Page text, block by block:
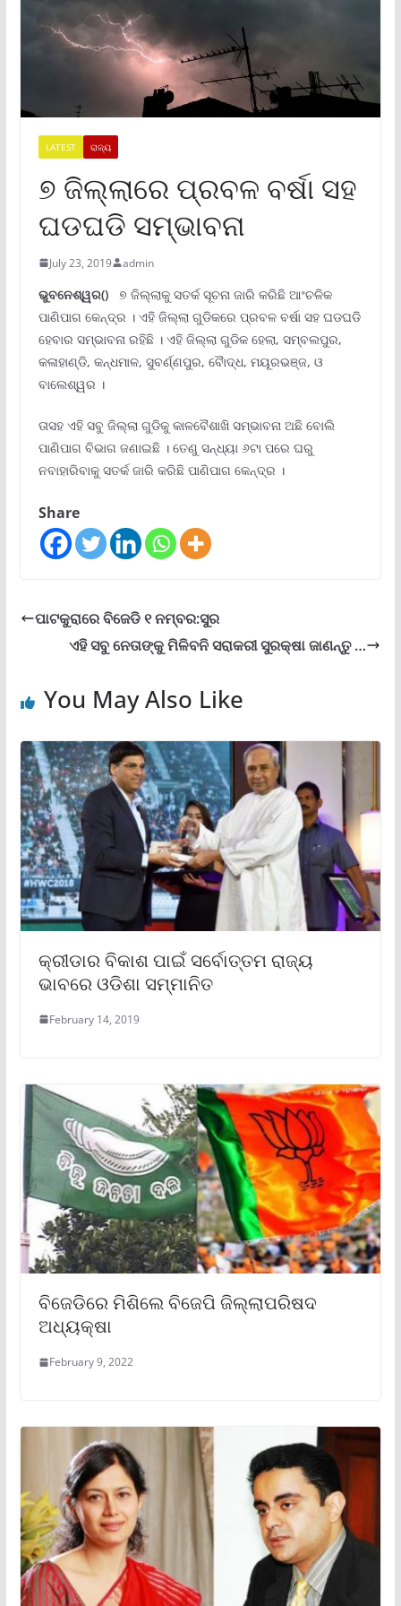
LATEST ରାଜ୍ୟ
୭ ଜିଲ୍ଲାରେ ପ୍ରବଳ ବର୍ଷା ସହ
ଘଡଘଡି ସମ୍ଭାବନା
July 23, 2019 admin
ଭୁବନେଶ୍ୱର()୭ ଜିଲ୍ଲାକୁ ସତର୍କ ସୂଚନା ଜାରି କରିଛି ଆଂଚଳିକ
ପାଣିପାଗ କେନ୍ଦ୍ର । ଏହି ଜିଲ୍ଲା ଗୁଡିକରେ ପ୍ରବଳ ବର୍ଷା ସହ ଘଡଘଡି
ହେବାର ସମ୍ଭାବନା ରହିଛି । ଏହି ଜିଲ୍ଲା ଗୁଡିକ ହେଲା, ସମ୍ବଲପୁର,
କଳାହାଣ୍ଡି, କନ୍ଧମାଳ, ସୁବର୍ଣ୍ଣପୁର, ବୈାଦ୍ଧ, ମୟୂରଭଞ୍ଜ, ଓ
ବାଲେଶ୍ୱର ।
ତାସହ ଏହି ସବୁ ଜିଲ୍ଲା ଗୁଡିକୁ କାଳବୈଶାଖି ସମ୍ଭାବନା ଅଛି ବୋଲି
ପାଣିପାଗ ବିଭାଗ ଜଣାଇଛି । ତେଣୁ ସନ୍ଧ୍ୟା ୬ଟା ପରେ ଘରୁ
ନବାହାରିବାକୁ ସତର୍କ ଜାରି କରିଛି ପାଣିପାଗ କେନ୍ଦ୍ର ।
Share
ପାଟକୁରାରେ ବିଜେଡି ୧ ନମ୍ବର:ସୁର
ଏହି ସବୁ ନେତାଙ୍କୁ ମିଳିବନି ସରାକରୀ ସୁରକ୍ଷା ଜାଣନ୍ତୁ …
You May Also Like
କ୍ରୀଡାର ବିକାଶ ପାଇଁ ସର୍ବୋତ୍ତମ ରାଜ୍ୟ
ଭାବରେ ଓଡିଶା ସମ୍ମାନିତ
February 14, 2019
ବିଜେଡିରେ ମିଶିଲେ ବିଜେପି ଜିଲ୍ଲାପରିଷଦ
ଅଧ୍ୟକ୍ଷା
February 9, 2022